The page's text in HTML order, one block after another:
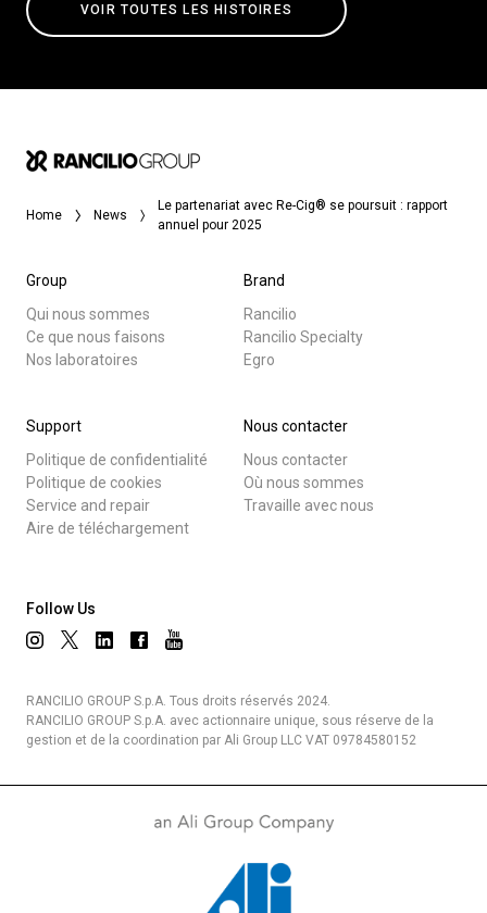
VOIR TOUTES LES HISTOIRES
Home News
Le partenariat avec Re-Cig® se poursuit : rapport
annuel pour 2025
Group
Qui nous sommes
Ce que nous faisons
Nos laboratoires
Brand
Rancilio
Rancilio Specialty
Egro
Support
Politique de confidentialité
Politique de cookies
Service and repair
Aire de téléchargement
Nous contacter
Nous contacter
Où nous sommes
Travaille avec nous
Follow Us
RANCILIO GROUP S.p.A. Tous droits réservés 2024.
RANCILIO GROUP S.p.A. avec actionnaire unique, sous réserve de la
gestion et de la coordination par Ali Group LLC VAT 09784580152